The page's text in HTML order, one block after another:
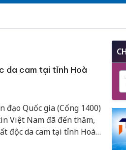
da cam tại tỉnh Hoà
đạo Quốc gia (Cổng 1400)
Việt Nam đã đến thăm,
độc da cam tại tỉnh Hoà